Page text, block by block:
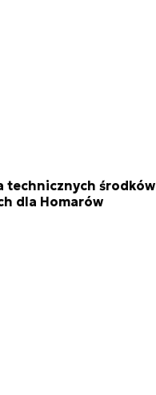
technicznych środków
dla Homarów